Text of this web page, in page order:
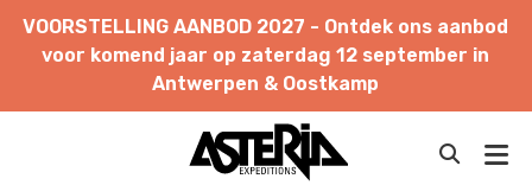
VOORSTELLING AANBOD 2027 - Ontdek ons aanbod
voor komend jaar op zaterdag 12 september in
Antwerpen & Oostkamp
FINLAND